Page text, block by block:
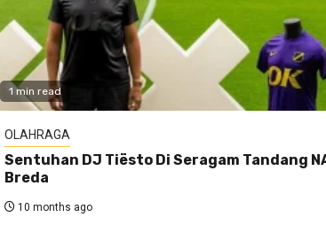
1 min read
OLAHRAGA
Sentuhan DJ Tiësto Di Seragam Tandang
Breda
10 months ago